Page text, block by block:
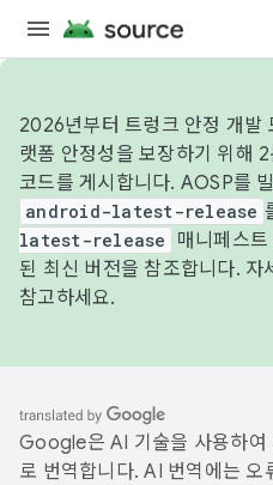
2026년부터 트렁크 안정 개발
랫폼 안정성을 보장하기 위해
코드를 게시합니다. AOSP를
android-latest-release
latest-release
매니페스
된 최신 버전을 참조합니다. 자
참고하세요.
Google은 AI 기술을 사용하여
로 번역합니다. AI 번역에는 오